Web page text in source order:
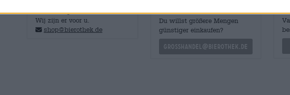
Heb je vragen over dit bier?
Wij zijn er voor u.
shop@bierothek.de
Du willst größere Mengen
günstiger einkaufen?
grosshandel@bierothek.de
Is